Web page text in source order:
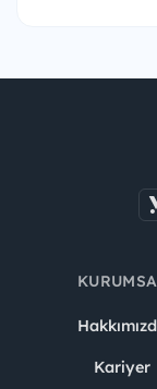
Kariyer